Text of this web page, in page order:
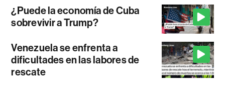
¿Puede la economía de Cuba
sobrevivir a Trump?
Venezuela se enfrenta a
dificultades en las labores de
rescate